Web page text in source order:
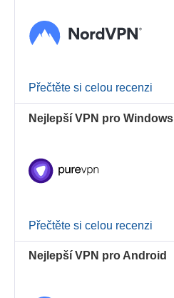
Přečtěte si celou recenzi
Nejlepší VPN pro Windows
Přečtěte si celou recenzi
Nejlepší VPN pro Android